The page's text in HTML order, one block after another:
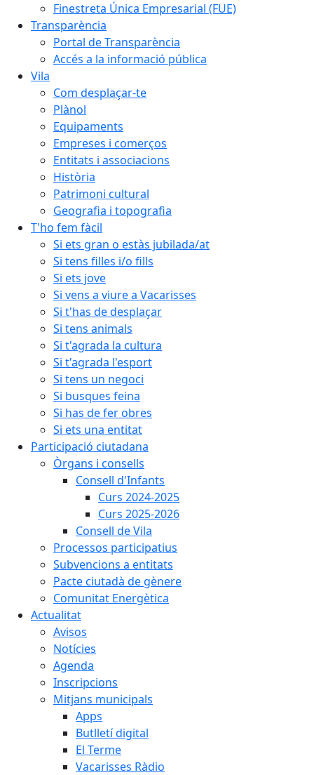
Finestreta Única Empresarial (FUE)
Transparència
Portal de Transparència
Accés a la informació pública
Vila
Com desplaçar-te
Plànol
Equipaments
Empreses i comerços
Entitats i associacions
Història
Patrimoni cultural
Geografia i topografia
T'ho fem fàcil
Si ets gran o estàs jubilada/at
Si tens filles i/o fills
Si ets jove
Si vens a viure a Vacarisses
Si t'has de desplaçar
Si tens animals
Si t'agrada la cultura
Si t'agrada l'esport
Si tens un negoci
Si busques feina
Si has de fer obres
Si ets una entitat
Participació ciutadana
Òrgans i consells
Consell d'Infants
Curs 2024-2025
Curs 2025-2026
Consell de Vila
Processos participatius
Subvencions a entitats
Pacte ciutadà de gènere
Comunitat Energètica
Actualitat
Avisos
Notícies
Agenda
Inscripcions
Mitjans municipals
Apps
Butlletí digital
El Terme
Vacarisses Ràdio